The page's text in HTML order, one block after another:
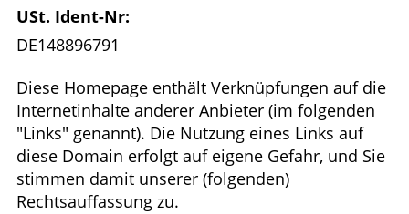
USt. Ident-Nr:
DE148896791
Diese Homepage enthält Verknüpfungen auf die
Internetinhalte anderer Anbieter (im folgenden
"Links" genannt). Die Nutzung eines Links auf
diese Domain erfolgt auf eigene Gefahr, und Sie
stimmen damit unserer (folgenden)
Rechtsauffassung zu.